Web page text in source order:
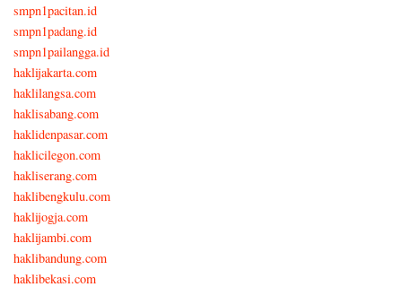
smpn1pacitan.id
smpn1padang.id
smpn1pailangga.id
haklijakarta.com
haklilangsa.com
haklisabang.com
haklidenpasar.com
haklicilegon.com
hakliserang.com
haklibengkulu.com
haklijogja.com
haklijambi.com
haklibandung.com
haklibekasi.com